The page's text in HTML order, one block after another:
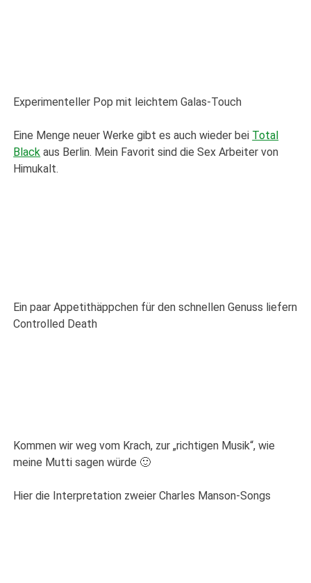
Experimenteller Pop mit leichtem Galas-Touch
Eine Menge neuer Werke gibt es auch wieder bei Total
Black aus Berlin. Mein Favorit sind die Sex Arbeiter von
Himukalt.
Ein paar Appetithäppchen für den schnellen Genuss liefern
Controlled Death
Kommen wir weg vom Krach, zur „richtigen Musik“, wie
meine Mutti sagen würde 🙂
Hier die Interpretation zweier Charles Manson-Songs